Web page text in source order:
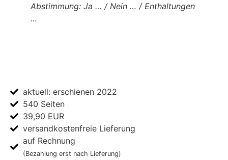
Abstimmung: Ja … / Nein … / Enthaltungen
…
aktuell: erschienen 2022
540 Seiten
39,90 EUR
versandkostenfreie Lieferung
auf Rechnung
(Bezahlung erst nach Lieferung)